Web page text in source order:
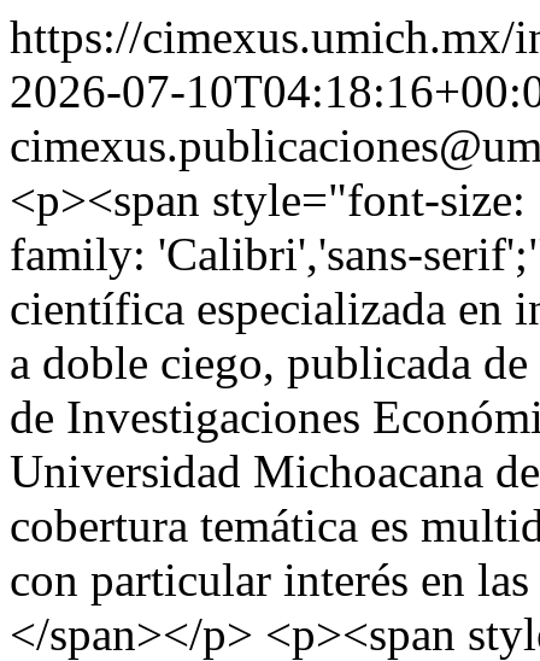
https://cimexus.umich.mx/
2026-07-
<p><span style="font-
family: 'Calibri','sans-
científica especializada en
a doble ciego, publicada
de Investigaciones
Universidad Michoacana
cobertura temática es
con particular interés en
</span></p> <p><span